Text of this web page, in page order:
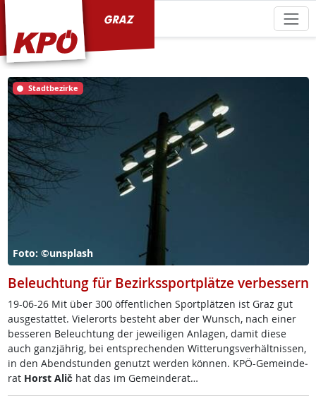
Stadtbezirke
Foto: ©unsplash
Beleuchtung für Bezirkssportplätze verbessern
19-06-26 Mit über 300 öf­f­ent­li­chen Sport­plät­zen ist Graz gut
aus­ge­stat­tet. Vie­ler­orts be­steht aber der Wunsch, nach ei­ner
bes­se­ren Be­leuch­tung der je­wei­li­gen An­la­gen, da­mit die­se
auch ganz­jäh­rig, bei ent­sp­re­chen­den Wit­te­rungs­ver­hält­nis­sen,
in den Abend­stun­den ge­nutzt wer­den kön­nen. KPÖ-Ge­mein­de­
rat Horst Alič hat das im Ge­mein­de­rat…